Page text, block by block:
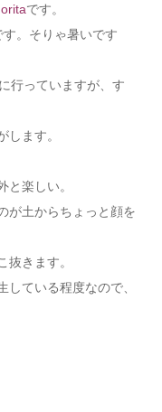
です。
。そりゃ暑いです
行っていますが、す
します。
と楽しい。
が土からちょっと顔を
抜きます。
ている程度なので、